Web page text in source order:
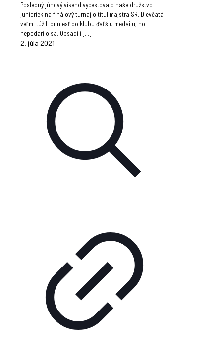
Posledný júnový víkend vycestovalo naše družstvo
junioriek na finálový turnaj o titul majstra SR. Dievčatá
veľmi túžili priniesť do klubu ďaľšiu medailu, no
nepodarilo sa. Obsadili […]
2. júla 2021